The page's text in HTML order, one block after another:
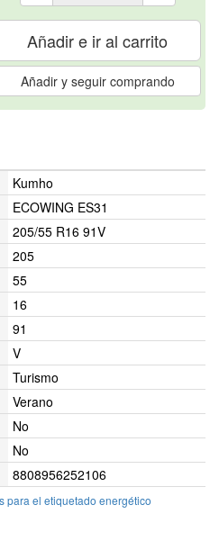
Añadir e ir al carrito
Añadir y seguir comprando
Kumho
ECOWING ES31
205/55 R16 91V
205
55
16
91
V
Turismo
Verano
No
No
8808956252106
para el etiquetado energético